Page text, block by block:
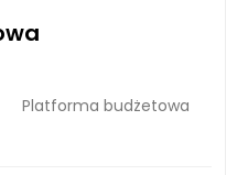
Platforma budżetowa